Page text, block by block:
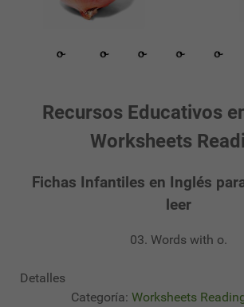
Recursos Educativos
Worksheets
Fichas Infantiles en Inglés
leer
03. Words with o.
Detalles
Categoría: Worksheets